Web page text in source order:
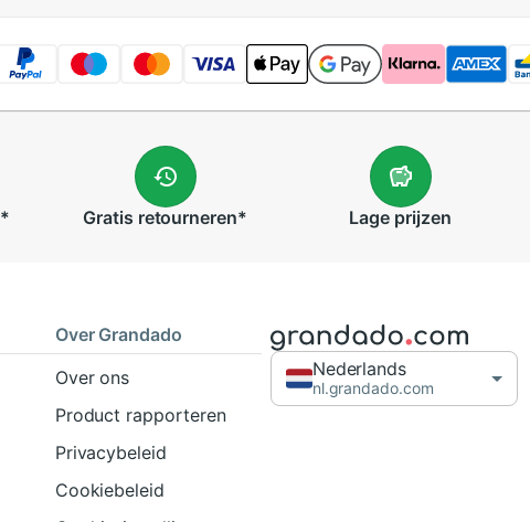
* Gratis retourneren* Lage prijzen
Over Grandado
Over ons
Product rapporteren
Privacybeleid
Cookiebeleid
Nederlands
nl.grandado.com